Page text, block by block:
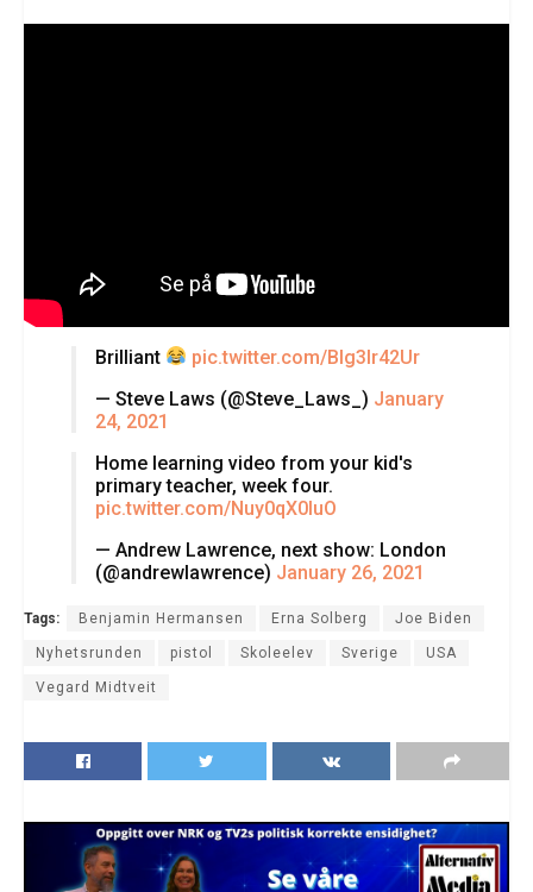
Brilliant
pic.twitter.com/Blg3lr42Ur
— Steve Laws (@Steve_Laws_) January
24, 2021
Home learning video from your kid's
primary teacher, week four.
pic.twitter.com/Nuy0qX0IuO
— Andrew Lawrence, next show: London
(@andrewlawrence) January 26, 2021
Tags: Benjamin Hermansen Erna Solberg Joe Biden
Nyhetsrunden pistol Skoleelev Sverige USA
Vegard Midtveit